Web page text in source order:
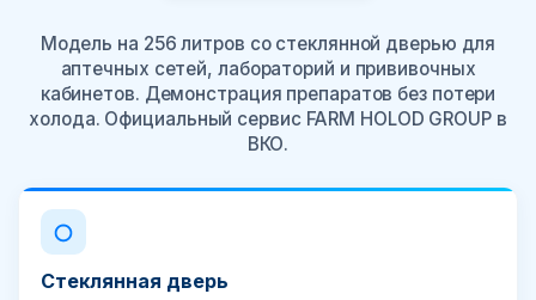
Модель на 256 литров со стеклянной дверью для
аптечных сетей, лабораторий и прививочных
кабинетов. Демонстрация препаратов без потери
холода. Официальный сервис FARM HOLOD GROUP в
ВКО.
Стеклянная дверь